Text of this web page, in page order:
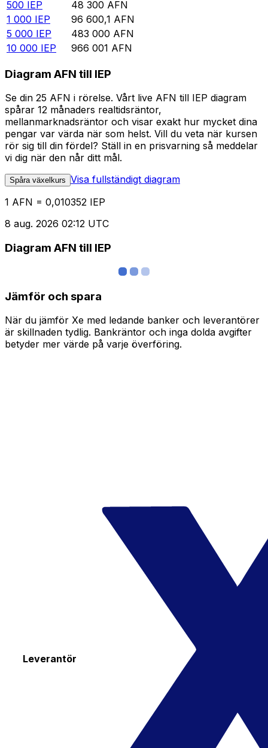
500 IEP 48 300 AFN
1 000 IEP 96 600,1 AFN
5 000 IEP 483 000 AFN
10 000 IEP 966 001 AFN
Diagram AFN till IEP
Se din 25 AFN i rörelse. Vårt live AFN till IEP diagram
spårar 12 månaders realtidsräntor,
mellanmarknadsräntor och visar exakt hur mycket dina
pengar var värda när som helst. Vill du veta när kursen
rör sig till din fördel? Ställ in en prisvarning så meddelar
vi dig när den når ditt mål.
Spåra växelkurs Visa fullständigt diagram
1 AFN = 0,010352 IEP
8 aug. 2026 02:12 UTC
Diagram AFN till IEP
Jämför och spara
När du jämför Xe med ledande banker och leverantörer
är skillnaden tydlig. Bankräntor och inga dolda avgifter
betyder mer värde på varje överföring.
Leverantör